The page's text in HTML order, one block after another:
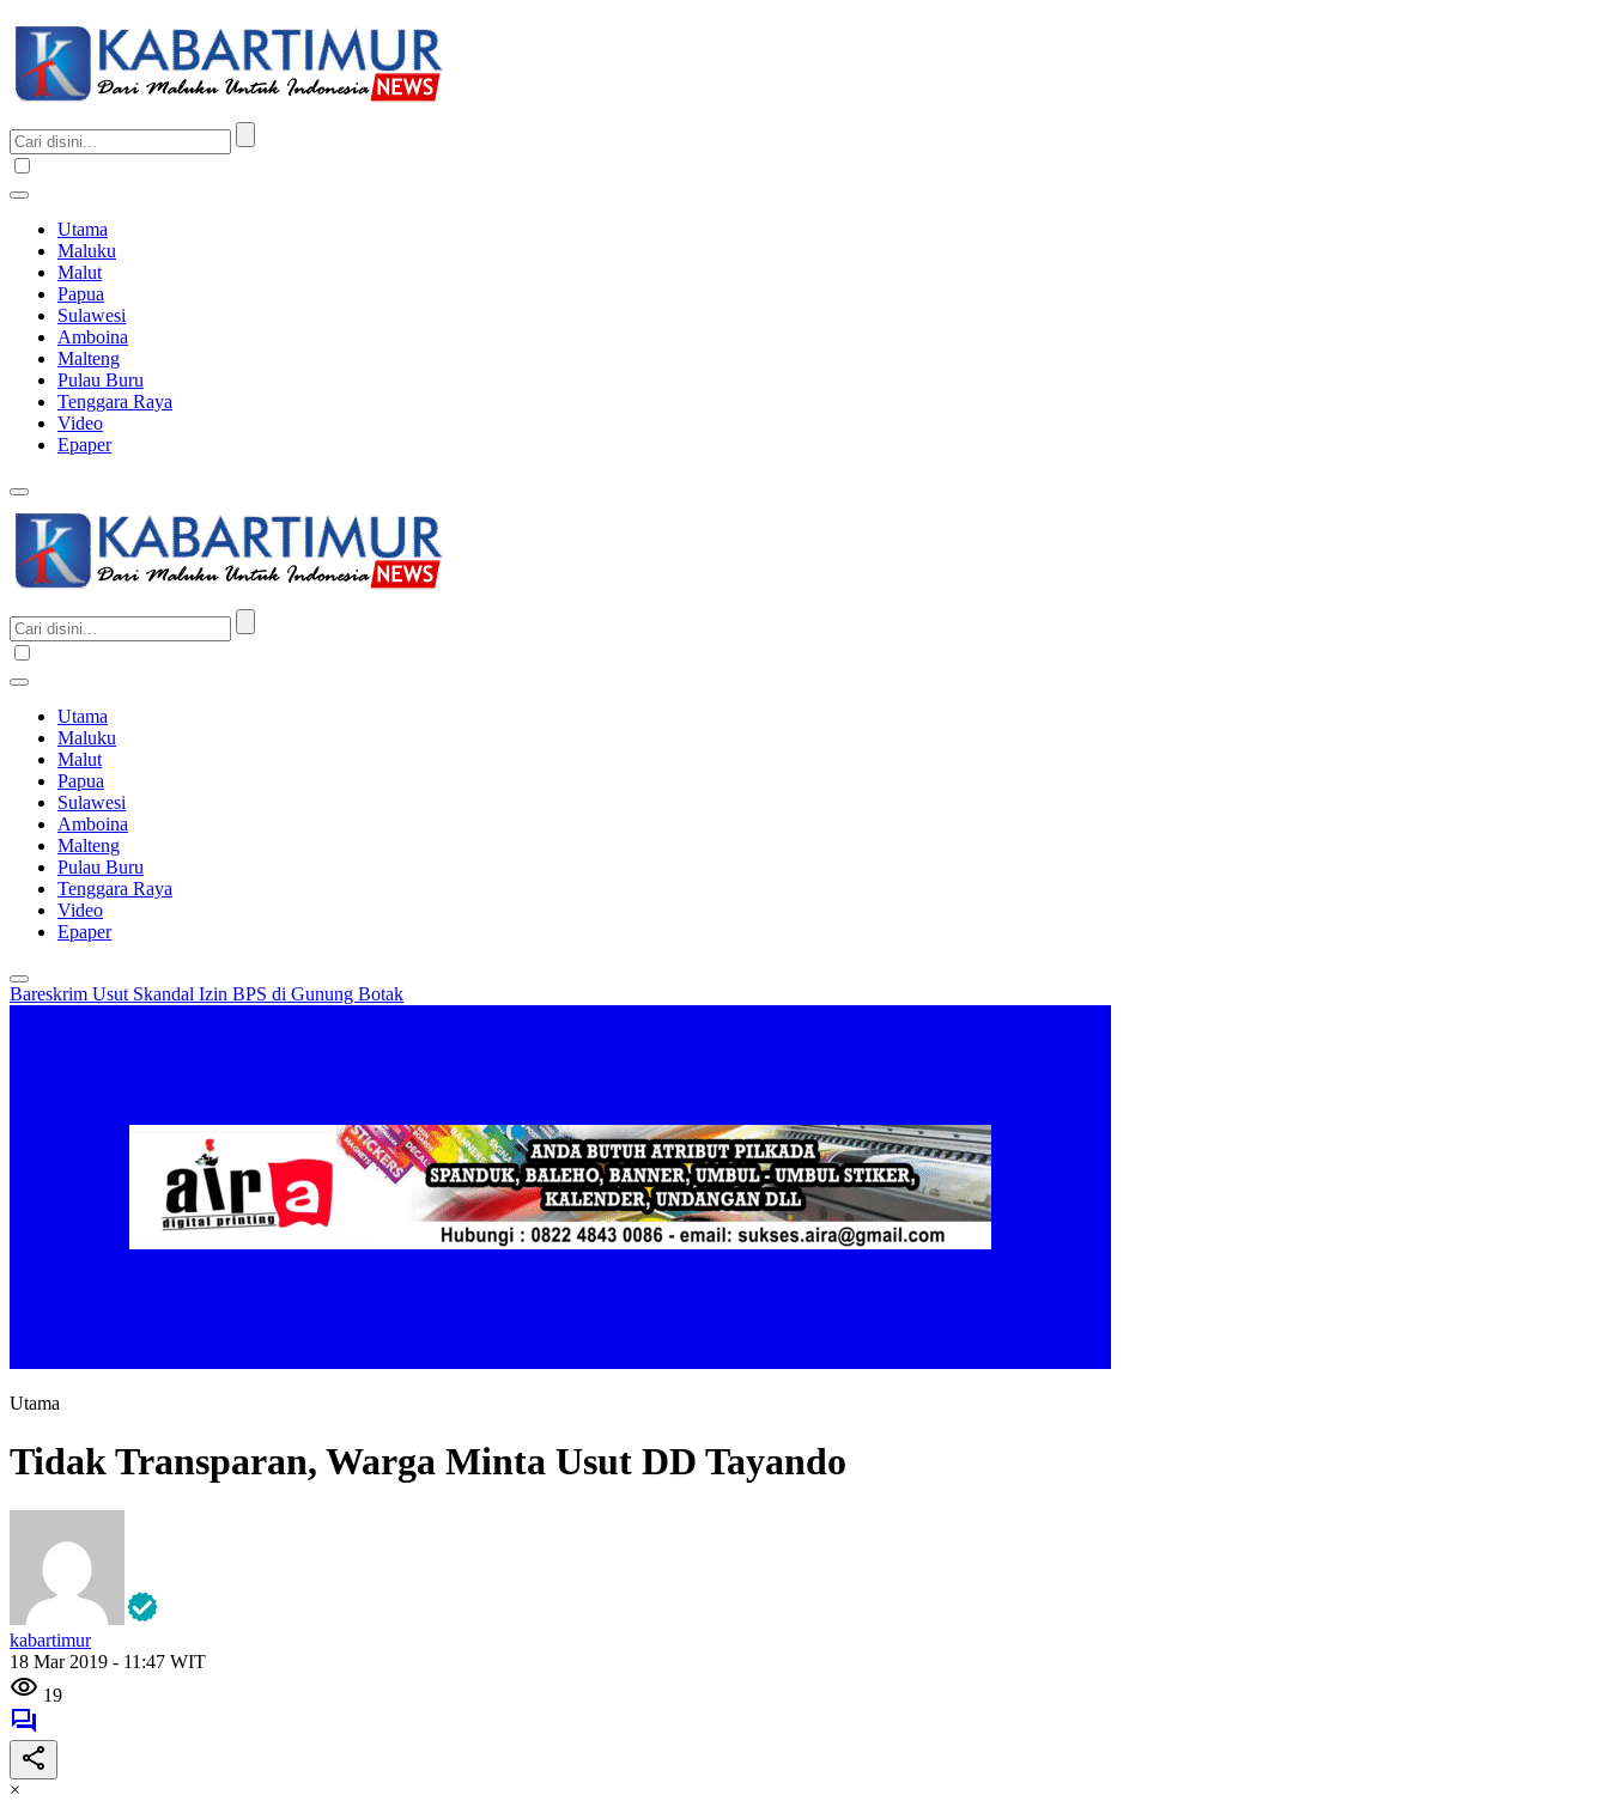
Utama
Maluku
Malut
Papua
Sulawesi
Amboina
Malteng
Pulau Buru
Tenggara Raya
Video
Epaper
Utama
Maluku
Malut
Papua
Sulawesi
Amboina
Malteng
Pulau Buru
Tenggara Raya
Video
Epaper
Bareskrim Usut Skandal Izin BPS di Gunung Botak
Utama
Tidak Transparan, Warga Minta Usut DD Tayando
kabartimur
18 Mar 2019 - 11:47 WIT
19
×